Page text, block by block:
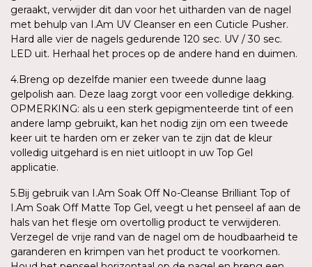
geraakt, verwijder dit dan voor het uitharden van de nagel
met behulp van I.Am UV Cleanser en een Cuticle Pusher.
Hard alle vier de nagels gedurende 120 sec. UV / 30 sec.
LED uit. Herhaal het proces op de andere hand en duimen.
4.Breng op dezelfde manier een tweede dunne laag
gelpolish aan. Deze laag zorgt voor een volledige dekking.
OPMERKING: als u een sterk gepigmenteerde tint of een
andere lamp gebruikt, kan het nodig zijn om een tweede
keer uit te harden om er zeker van te zijn dat de kleur
volledig uitgehard is en niet uitloopt in uw Top Gel
applicatie.
5.Bij gebruik van I.Am Soak Off No-Cleanse Brilliant Top of
I.Am Soak Off Matte Top Gel, veegt u het penseel af aan de
hals van het flesje om overtollig product te verwijderen.
Verzegel de vrije rand van de nagel om de houdbaarheid te
garanderen en krimpen van het product te voorkomen.